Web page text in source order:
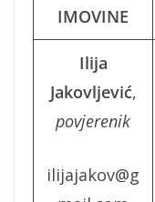
IMOVINE
Ilija
Jakovljević,
povjerenik
ilijajakov@g